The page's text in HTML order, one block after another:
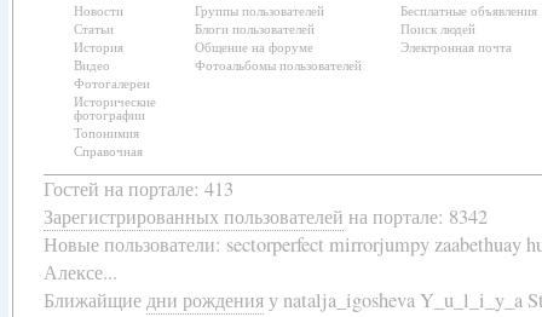
Новости
Статьи
История
Видео
Фотогалереи
Исторические
фотографии
Топонимия
Справочная
Группы пользователей
Блоги пользователей
Общение на форуме
Фотоальбомы пользователей
Бесплатные объявления
Поиск людей
Электронная почта
Гостей на портале: 413
Зарегистрированных пользователей на портале: 8342
Новые пользователи: sectorperfect mirrorjumpy zaabethuay
Алексе...
Ближайщиедни рожденияу natalja_igosheva Y_u_l_i_y_a